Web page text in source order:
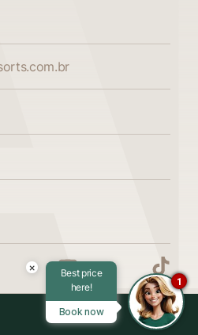
comparar
comparar
uma acomodação para
×
Best price
here!
Book now
1